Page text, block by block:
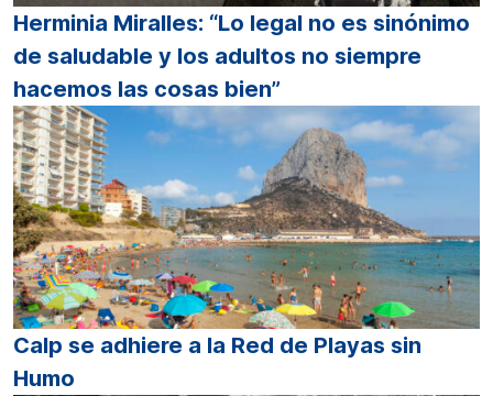
Herminia Miralles: “Lo legal no es sinónimo
de saludable y los adultos no siempre
hacemos las cosas bien”
Calp se adhiere a la Red de Playas sin
Humo